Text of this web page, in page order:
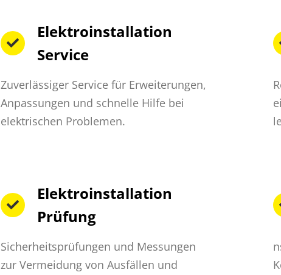
Elektroinstallation
Service
Zuverlässiger Service für Erweiterungen,
Anpassungen und schnelle Hilfe bei
elektrischen Problemen.
Elektroinstallation
Prüfung
Sicherheitsprüfungen und Messungen
zur Vermeidung von Ausfällen und